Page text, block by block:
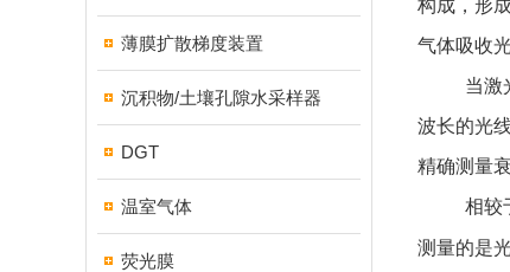
薄膜扩散梯度装置
沉积物/土壤孔隙水采样器
DGT
温室气体
荧光膜
构成，形
气体吸收
当激
波长的光
精确测量
相较
测量的是